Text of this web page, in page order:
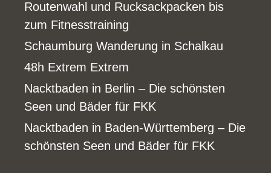
Routenwahl und Rucksackpacken bis
zum Fitnesstraining
Schaumburg Wanderung in Schalkau
48h Extrem Extrem
Nacktbaden in Berlin – Die schönsten
Seen und Bäder für FKK
Nacktbaden in Baden-Württemberg – Die
schönsten Seen und Bäder für FKK